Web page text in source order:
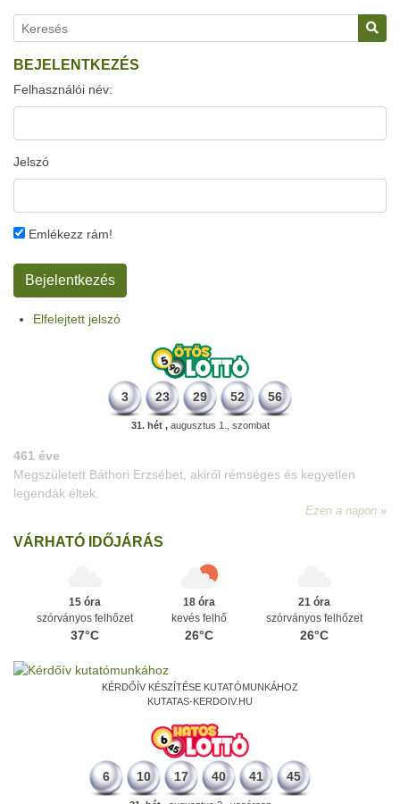
BEJELENTKEZÉS
Felhasználói név:
Jelszó
Emlékezz rám!
Elfelejtett jelszó
3 23 29 52 56
31. hét ,augusztus 1., szombat
VÁRHATÓ IDŐJÁRÁS
15 óra
szórványos felhőzet
37°C
18 óra
kevés felhő
26°C
21 óra
szórványos felhőzet
26°C
KÉRDŐÍV KÉSZÍTÉSE KUTATÓMUNKÁHOZ
KUTATAS-KERDOIV.HU
6 10 17 40 41 45